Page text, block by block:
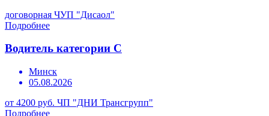
договорная ЧУП "Дисаол"
Подробнее
Водитель категории С
Минск
05.08.2026
от 4200 руб. ЧП "ДНИ Трансгрупп"
Подробнее